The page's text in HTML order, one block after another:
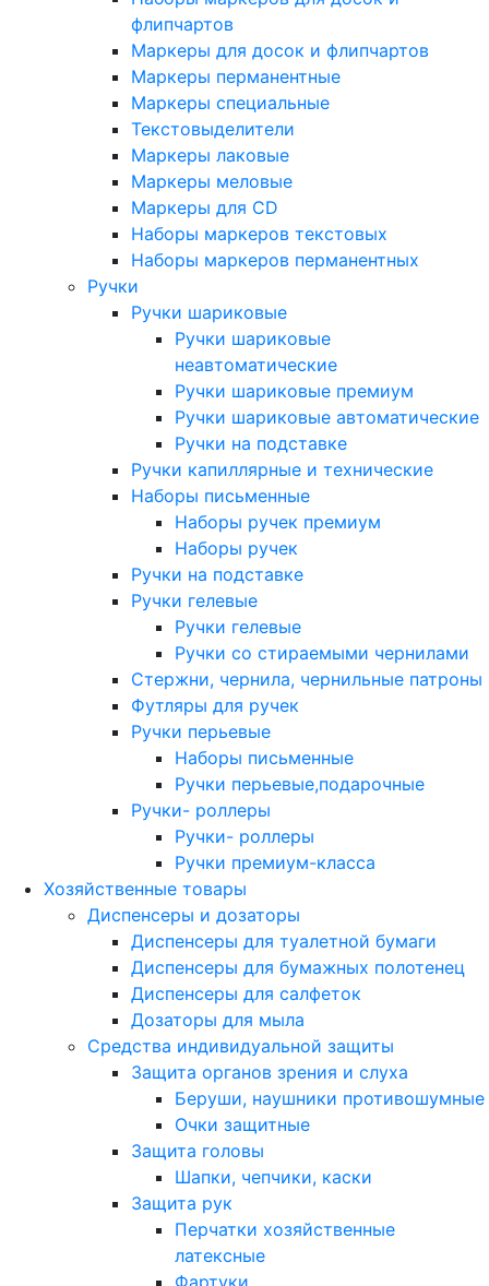
флипчартов
Маркеры для досок и флипчартов
Маркеры перманентные
Маркеры специальные
Текстовыделители
Маркеры лаковые
Маркеры меловые
Маркеры для CD
Наборы маркеров текстовых
Наборы маркеров перманентных
Ручки
Ручки шариковые
Ручки шариковые
неавтоматические
Ручки шариковые премиум
Ручки шариковые автоматические
Ручки на подставке
Ручки капиллярные и технические
Наборы письменные
Наборы ручек премиум
Наборы ручек
Ручки на подставке
Ручки гелевые
Ручки гелевые
Ручки со стираемыми чернилами
Стержни, чернила, чернильные патроны
Футляры для ручек
Ручки перьевые
Наборы письменные
Ручки перьевые,подарочные
Ручки- роллеры
Ручки- роллеры
Ручки премиум-класса
Хозяйственные товары
Диспенсеры и дозаторы
Диспенсеры для туалетной бумаги
Диспенсеры для бумажных полотенец
Диспенсеры для салфеток
Дозаторы для мыла
Средства индивидуальной защиты
Защита органов зрения и слуха
Беруши, наушники противошумные
Очки защитные
Защита головы
Шапки, чепчики, каски
Защита рук
Перчатки хозяйственные
латексные
Фартуки